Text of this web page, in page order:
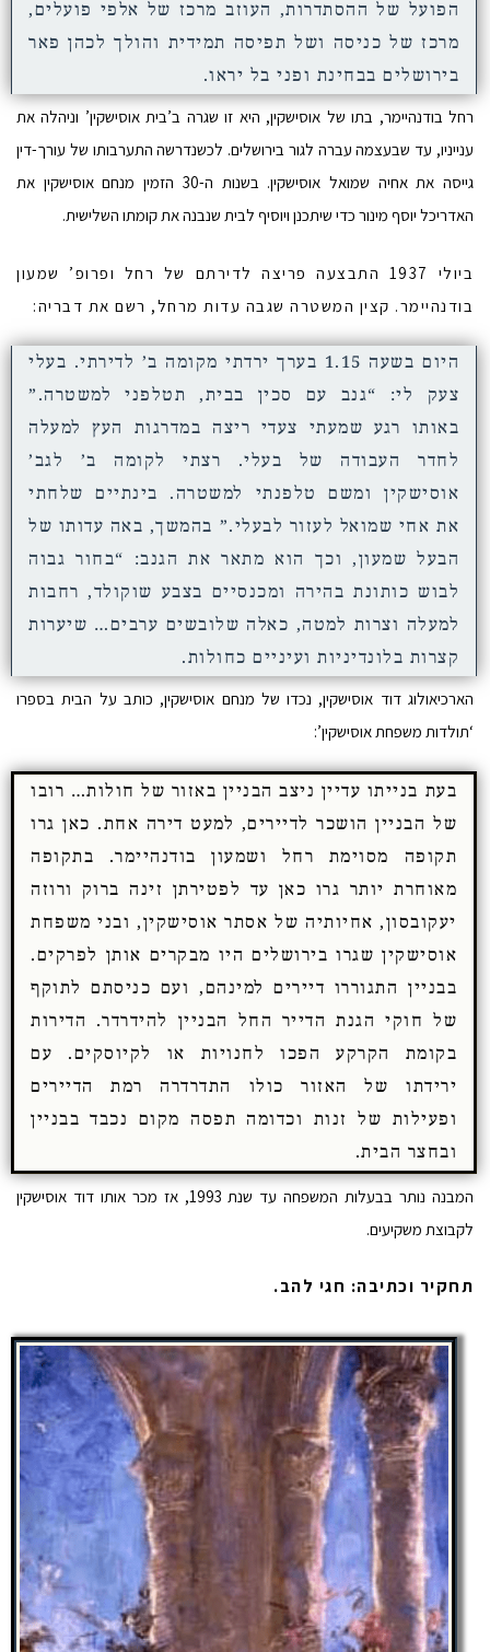
הפועל של ההסתדרות, העוזב מרכז של אלפי פועלים,
מרכז של כניסה ושל תפיסה תמידית והולך לכהן פאר
בירושלים בבחינת ופני בל יראו.
רחל בודנהיימר, בתו של אוסישקין, היא זו שגרה ב’בית אוסישקין’ וניהלה את
ענייניו, עד שבעצמה עברה לגור בירושלים. לכשנדרשה התערבותו של עורך-דין
גייסה את אחיה שמואל אוסישקין. בשנות ה-30 הזמין מנחם אוסישקין את
האדריכל יוסף מינור כדי שיתכנן ויוסיף לבית שנבנה את קומתו השלישית.
ביולי 1937 התבצעה פריצה לדירתם של רחל ופרופ’ שמעון
בודנהיימר. קצין המשטרה שגבה עדות מרחל, רשם את דבריה:
היום בשעה 1.15 בערך ירדתי מקומה ב’ לדירתי. בעלי
צעק לי: “גנב עם סכין בבית, תטלפני למשטרה.”
באותו רגע שמעתי צעדי ריצה במדרגות העץ למעלה
לחדר העבודה של בעלי. רצתי לקומה ב’ לגב’
אוסישקין ומשם טלפנתי למשטרה. בינתיים שלחתי
את אחי שמואל לעזור לבעלי.” בהמשך, באה עדותו של
הבעל שמעון, וכך הוא מתאר את הגנב: “בחור גבוה
לבוש כותונת בהירה ומכנסיים בצבע שוקולד, רחבות
למעלה וצרות למטה, כאלה שלובשים ערבים… שיערות
קצרות בלונדיניות ועיניים כחולות.
הארכיאולוג דוד אוסישקין, נכדו של מנחם אוסישקין, כותב על הבית בספרו
‘תולדות משפחת אוסישקין’:
בעת בנייתו עדיין ניצב הבניין באזור של חולות… רובו
של הבניין הושכר לדיירים, למעט דירה אחת. כאן גרו
תקופה מסוימת רחל ושמעון בודנהיימר. בתקופה
מאוחרת יותר גרו כאן עד לפטירתן זינה ברוק ורוזה
יעקובסון, אחיותיה של אסתר אוסישקין, ובני משפחת
אוסישקין שגרו בירושלים היו מבקרים אותן לפרקים.
בבניין התגוררו דיירים למינהם, ועם כניסתם לתוקף
של חוקי הגנת הדייר החל הבניין להידרדר. הדירות
בקומת הקרקע הפכו לחנויות או לקיוסקים. עם
ירידתו של האזור כולו התדרדרה רמת הדיירים
ופעילות של זנות וכדומה תפסה מקום נכבד בבניין
ובחצר הבית.
המבנה נותר בבעלות המשפחה עד שנת 1993, אז מכר אותו דוד אוסישקין
לקבוצת משקיעים.
תחקיר וכתיבה: חגי להב.